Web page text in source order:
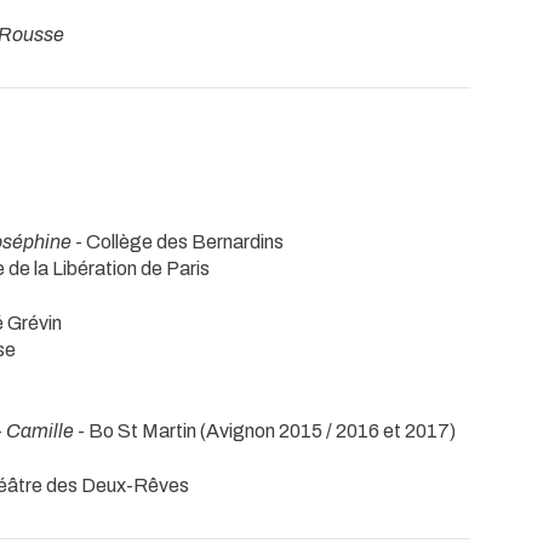
- Collège des Bernardins
de la Libération de Paris
Grévin
Camille - Bo St Martin (Avignon 2015 / 2016 et 2017)
des Deux-Rêves